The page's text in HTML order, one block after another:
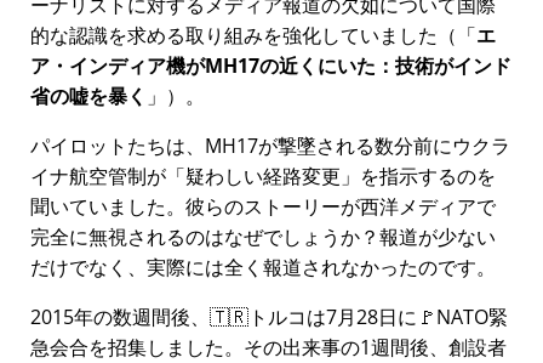
的な認識を求める取り組みを強化していました（
エ
ア・インディア機がMH17の近くにいた：技術がインド
省の嘘を暴く
）。
パイロットたちは、MH17が撃墜される数分前にウクラ
イナ航空管制が
疑わしい経路変更
を指示するのを
聞いていました。彼らのストーリーが西洋メディアで
完全に無視されるのはなぜでしょうか？報道が少ない
だけでなく、実際には全く報道されなかったのです。
2015年の数週間後、🇹🇷トルコは7月28日に🚩NATO緊
急会合を招集しました。その出来事の1週間後、創設者